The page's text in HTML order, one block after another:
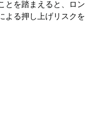
とを踏まえると、ロン
よる押し上げリスクを